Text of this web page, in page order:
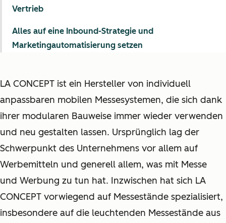
LA CONCEPT ist ein Hersteller von individuell
anpassbaren mobilen Messesystemen, die sich dank
ihrer modularen Bauweise immer wieder verwenden
und neu gestalten lassen. Ursprünglich lag der
Schwerpunkt des Unternehmens vor allem auf
Werbemitteln und generell allem, was mit Messe
und Werbung zu tun hat. Inzwischen hat sich LA
CONCEPT vorwiegend auf Messestände spezialisiert,
insbesondere auf die leuchtenden Messestände aus
Vertrieb
Alles auf eine Inbound-Strategie und
Marketingautomatisierung setzen